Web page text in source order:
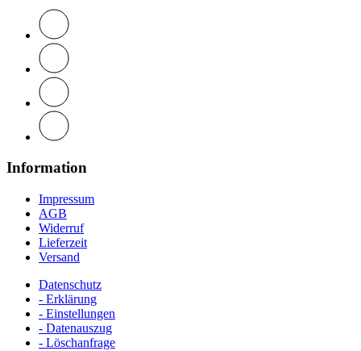
Information
Impressum
AGB
Widerruf
Lieferzeit
Versand
Datenschutz
- Erklärung
- Einstellungen
- Datenauszug
- Löschanfrage